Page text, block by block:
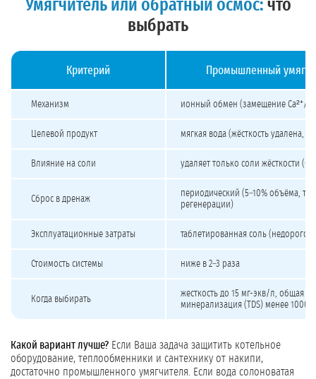
Умягчитель или обратный осмос: что
выбрать
Критерий Промышленный
Механизм ионный обмен (замещение Ca²⁺/
Целевой продукт мягкая вода (жёсткость удалена,
Влияние на соли удаляет только соли жёсткости
Сброс в дренаж
периодический (5–10% объёма,
регенерации)
Эксплуатационные затраты таблетированная соль (недорого)
Стоимость системы ниже в 2–3 раза
Когда выбирать
жесткость до 15 мг-экв/л, общая
минерализация (TDS) менее
Какой вариант лучше? Если Ваша задача защитить котельное
оборудование, теплообменники и сантехнику от накипи,
достаточно промышленного умягчителя. Если вода солоноватая